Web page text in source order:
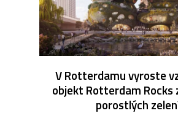
V Rotterdamu vyroste
objekt Rotterdam Rocks
porostlých